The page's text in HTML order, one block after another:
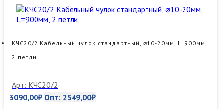
петля
КЧС20/2 Кабельный чулок стандартный, ⌀10-20мм, L=900мм,
2 петли
Арт: КЧС20/2
3090,00₽ Опт: 2549,00₽